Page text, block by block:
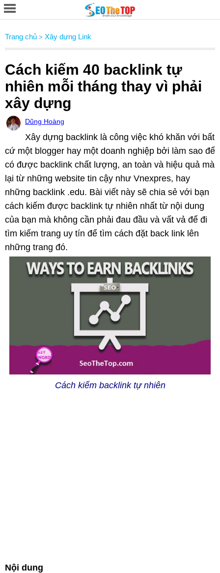
Trang chủ > Xây dựng Link
Cách kiếm 40 backlink tự
nhiên mỗi tháng thay vì phải
xây dựng
Dũng Hoàng
Xây dựng backlink là công việc khó khăn với bất
cứ một blogger hay một doanh nghiệp bởi làm sao để
có được backlink chất lượng, an toàn và hiệu quả mà
lại từ những website tin cậy như Vnexpres, hay
những backlink .edu. Bài viết này sẽ chia sẻ với bạn
cách kiếm được backlink tự nhiên nhất từ nội dung
của bạn mà không cần phải đau đầu và vất vả để đi
tìm kiếm trang uy tín để tìm cách đặt back link lên
những trang đó.
Cách kiếm backlink tự nhiên
Nội dung